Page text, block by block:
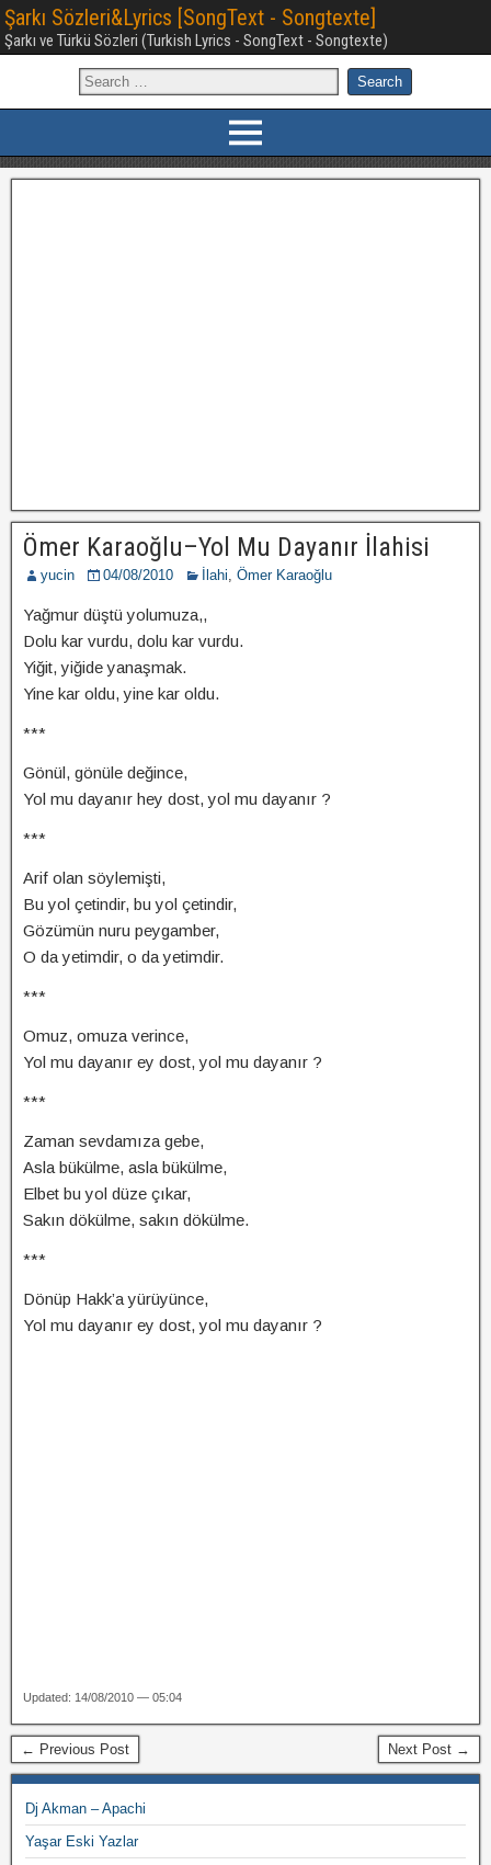
Şarkı Sözleri&Lyrics [SongText - Songtexte]
Şarkı ve Türkü Sözleri (Turkish Lyrics - SongText - Songtexte)
Ömer Karaoğlu–Yol Mu Dayanır İlahisi
yucin 04/08/2010 İlahi, Ömer Karaoğlu
Yağmur düştü yolumuza,,
Dolu kar vurdu, dolu kar vurdu.
Yiğit, yiğide yanaşmak.
Yine kar oldu, yine kar oldu.
***
Gönül, gönüle değince,
Yol mu dayanır hey dost, yol mu dayanır ?
***
Arif olan söylemişti,
Bu yol çetindir, bu yol çetindir,
Gözümün nuru peygamber,
O da yetimdir, o da yetimdir.
***
Omuz, omuza verince,
Yol mu dayanır ey dost, yol mu dayanır ?
***
Zaman sevdamıza gebe,
Asla bükülme, asla bükülme,
Elbet bu yol düze çıkar,
Sakın dökülme, sakın dökülme.
***
Dönüp Hakk’a yürüyünce,
Yol mu dayanır ey dost, yol mu dayanır ?
Updated: 14/08/2010 — 05:04
← Previous Post Next Post →
Dj Akman – Apachi
Yaşar Eski Yazlar